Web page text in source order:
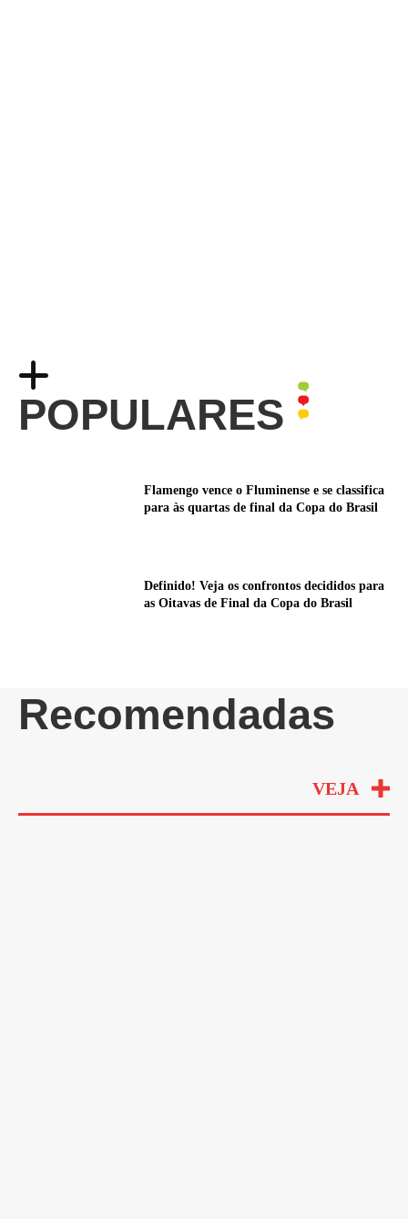
POPULARES
Flamengo vence o Fluminense e se classifica
para às quartas de final da Copa do Brasil
Definido! Veja os confrontos decididos para
as Oitavas de Final da Copa do Brasil
Recomendadas
VEJA